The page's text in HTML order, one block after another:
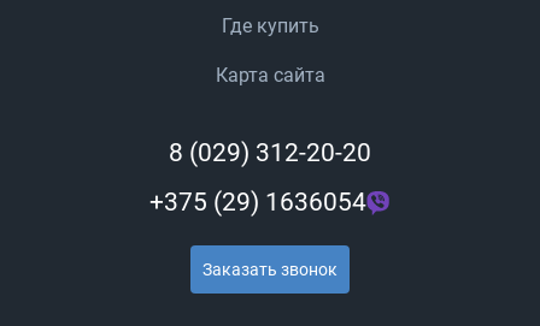
Где купить
Карта сайта
8 (029) 312-20-20
+375 (29) 1636054
Заказать звонок